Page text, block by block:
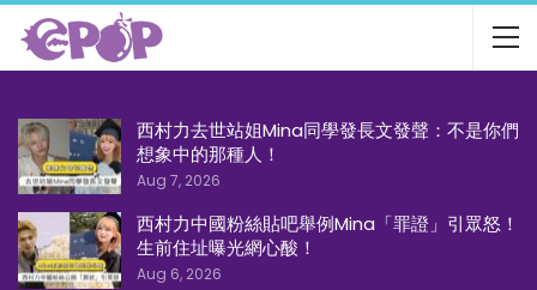
西村力去世站姐Mina同學發長文發聲：不是你們
想象中的那種人！
Aug 7, 2026
西村力中國粉絲貼吧舉例Mina「罪證」引眾怒！
生前住址曝光網心酸！
Aug 6, 2026